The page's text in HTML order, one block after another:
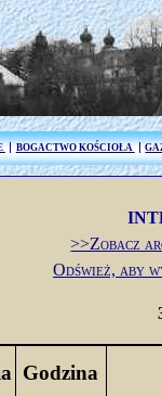
BOGACTWO KOŚCIOŁA
>>Zobacz
Odśwież, aby
Godzina